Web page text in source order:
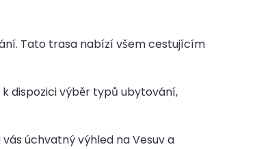
Tato trasa nabízí všem cestujícím
dispozici výběr typů ubytování,
úchvatný výhled na Vesuv a